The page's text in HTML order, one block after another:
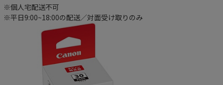
※個人宅配送不可
※平日9:00~18:00の配送／対面受け取りのみ